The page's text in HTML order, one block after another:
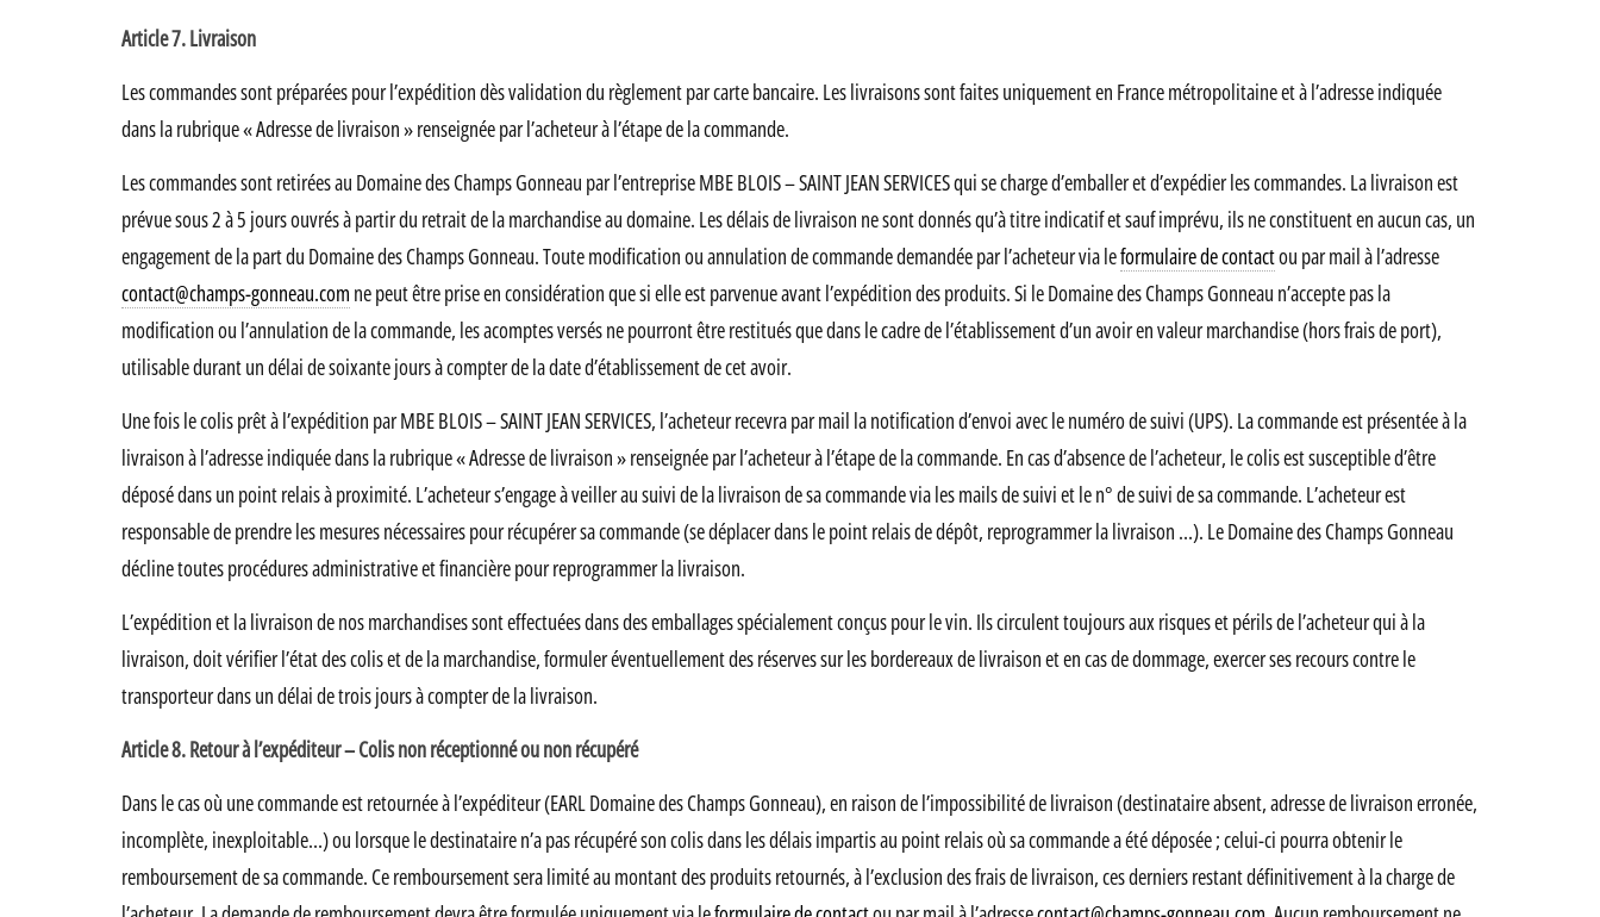
Article 7. Livraison
Les commandes sont préparées pour l’expédition dès validation du règlement par carte bancaire. Les livraisons sont faites uniquement en France métropolitaine et à l’adresse indiquée
dans la rubrique « Adresse de livraison » renseignée par l’acheteur à l’étape de la commande.
Les commandes sont retirées au Domaine des Champs Gonneau par l’entreprise MBE BLOIS – SAINT JEAN SERVICES qui se charge d’emballer et d’expédier les commandes. La livraison est
prévue sous 2 à 5 jours ouvrés à partir du retrait de la marchandise au domaine. Les délais de livraison ne sont donnés qu’à titre indicatif et sauf imprévu, ils ne constituent en aucun cas, un
engagement de la part du Domaine des Champs Gonneau. Toute modification ou annulation de commande demandée par l’acheteur via leformulaire de contactou par mail à l’adresse
contact@champs-gonneau.com ne peut être prise en considération que si elle est parvenue avant l’expédition des produits. Si le Domaine des Champs Gonneau n’accepte pas la
modification ou l’annulation de la commande, les acomptes versés ne pourront être restitués que dans le cadre de l’établissement d’un avoir en valeur marchandise (hors frais de port),
utilisable durant un délai de soixante jours à compter de la date d’établissement de cet avoir.
Une fois le colis prêt à l’expédition par MBE BLOIS – SAINT JEAN SERVICES, l’acheteur recevra par mail la notification d’envoi avec le numéro de suivi (UPS). La commande est présentée à la
livraison à l’adresse indiquée dans la rubrique « Adresse de livraison » renseignée par l’acheteur à l’étape de la commande. En cas d’absence de l’acheteur, le colis est susceptible d’être
déposé dans un point relais à proximité. L’acheteur s’engage à veiller au suivi de la livraison de sa commande via les mails de suivi et le n° de suivi de sa commande. L’acheteur est
responsable de prendre les mesures nécessaires pour récupérer sa commande (se déplacer dans le point relais de dépôt, reprogrammer la livraison …). Le Domaine des Champs Gonneau
décline toutes procédures administrative et financière pour reprogrammer la livraison.
L’expédition et la livraison de nos marchandises sont effectuées dans des emballages spécialement conçus pour le vin. Ils circulent toujours aux risques et périls de l’acheteur qui à la
livraison, doit vérifier l’état des colis et de la marchandise, formuler éventuellement des réserves sur les bordereaux de livraison et en cas de dommage, exercer ses recours contre le
transporteur dans un délai de trois jours à compter de la livraison.
Article 8. Retour à l’expéditeur – Colis non réceptionné ou non récupéré
Dans le cas où une commande est retournée à l’expéditeur (EARL Domaine des Champs Gonneau), en raison de l’impossibilité de livraison (destinataire absent, adresse de livraison erronée,
incomplète, inexploitable…) ou lorsque le destinataire n’a pas récupéré son colis dans les délais impartis au point relais où sa commande a été déposée ; celui-ci pourra obtenir le
remboursement de sa commande. Ce remboursement sera limité au montant des produits retournés, à l’exclusion des frais de livraison, ces derniers restant définitivement à la charge de